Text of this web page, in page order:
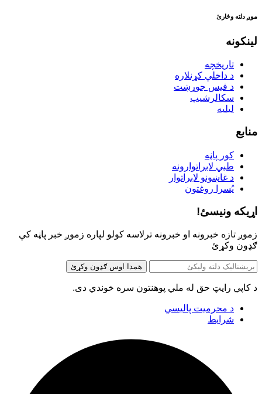
موږ دلته وڅارئ
لینکونه
تاریخچه
د داخلې کړنلاره
د فیس جوړښت
سکالرشیپ
ليليه
منابع
کور پاڼه
طبي لابراتوارونه
د غاښونو لابراتوار
یُسرا روغتون
اړیکه ونیسئ!
زموږ تازه خبرونه او خبرونه ترلاسه کولو لپاره زموږ خبر پاڼه کې
ګډون وکړئ
همدا اوس ګډون وکړئ
د کاپي رایټ حق له ملي پوهنتون سره خوندي دی.
د محرمیت پالیسي
شرایط